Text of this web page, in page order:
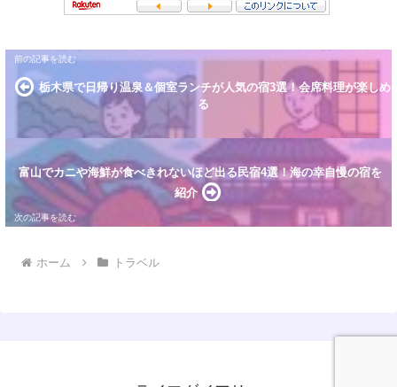
栃木県で日帰り温泉＆個室ランチが人気の宿3選！会席料理が楽しめ
る
富山でカニや海鮮が食べきれないほど出る民宿4選！海の幸自慢の宿を
紹介
ホーム トラベル